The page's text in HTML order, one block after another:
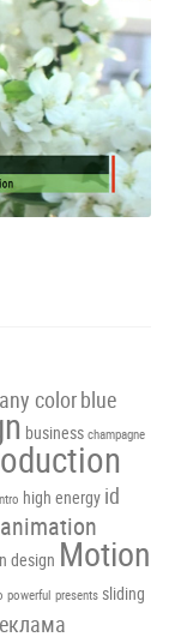
any colorblue
business champagne
high energy id
design Motion
powerful presents sliding